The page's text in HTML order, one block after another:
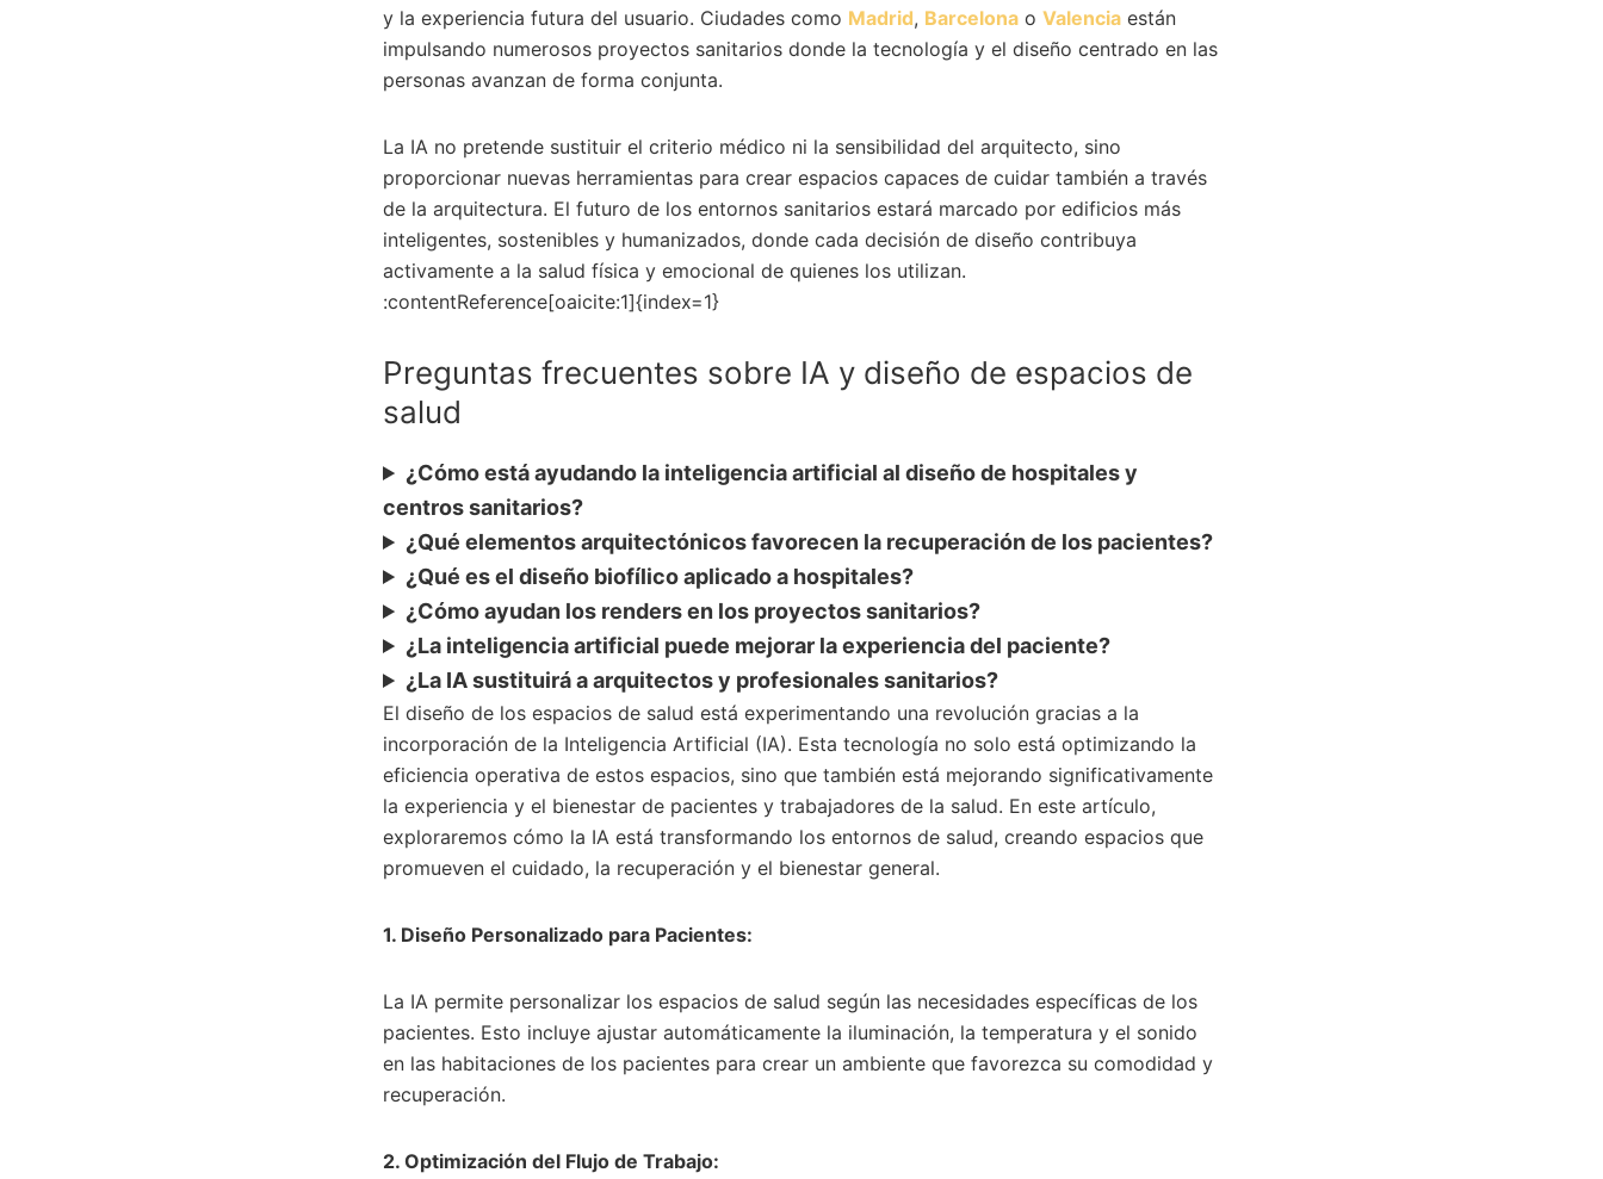
y la experiencia futura del usuario. Ciudades como Madrid, Barcelona o Valencia están
impulsando numerosos proyectos sanitarios donde la tecnología y el diseño centrado en las
personas avanzan de forma conjunta.
La IA no pretende sustituir el criterio médico ni la sensibilidad del arquitecto, sino
proporcionar nuevas herramientas para crear espacios capaces de cuidar también a través
de la arquitectura. El futuro de los entornos sanitarios estará marcado por edificios más
inteligentes, sostenibles y humanizados, donde cada decisión de diseño contribuya
activamente a la salud física y emocional de quienes los utilizan.
:contentReference[oaicite:1]{index=1}
Preguntas frecuentes sobre IA y diseño de espacios de
salud
¿Cómo está ayudando la inteligencia artificial al diseño de hospitales y
centros sanitarios?
¿Qué elementos arquitectónicos favorecen la recuperación de los pacientes?
¿Qué es el diseño biofílico aplicado a hospitales?
¿Cómo ayudan los renders en los proyectos sanitarios?
¿La inteligencia artificial puede mejorar la experiencia del paciente?
¿La IA sustituirá a arquitectos y profesionales sanitarios?
El diseño de los espacios de salud está experimentando una revolución gracias a la
incorporación de la Inteligencia Artificial (IA). Esta tecnología no solo está optimizando la
eficiencia operativa de estos espacios, sino que también está mejorando significativamente
la experiencia y el bienestar de pacientes y trabajadores de la salud. En este artículo,
exploraremos cómo la IA está transformando los entornos de salud, creando espacios que
promueven el cuidado, la recuperación y el bienestar general.
1. Diseño Personalizado para Pacientes:
La IA permite personalizar los espacios de salud según las necesidades específicas de los
pacientes. Esto incluye ajustar automáticamente la iluminación, la temperatura y el sonido
en las habitaciones de los pacientes para crear un ambiente que favorezca su comodidad y
recuperación.
2. Optimización del Flujo de Trabajo: